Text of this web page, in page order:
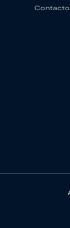
Contacto